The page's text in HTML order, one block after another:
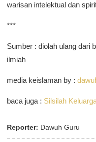
warisan intelektual dan
***
Sumber : diolah ulang dari
ilmiah
media keislaman by :
baca juga : Silsilah
Reporter: Dawuh Guru